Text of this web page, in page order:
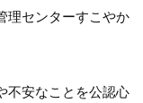
理センターすこやか
不安なことを公認心